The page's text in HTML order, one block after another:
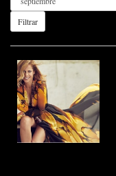
Filtrar